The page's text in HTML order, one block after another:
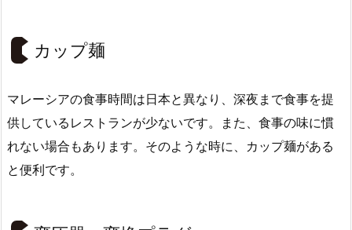
カップ麺
マレーシアの食事時間は日本と異なり、深夜まで食事を提
供しているレストランが少ないです。また、食事の味に慣
れない場合もあります。そのような時に、カップ麺がある
と便利です。